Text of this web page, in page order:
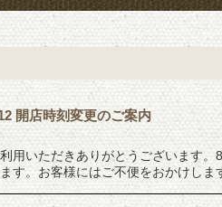
開店時刻変更のご案内
用いただきありがとうございます
す。お客様にはご不便をおかけしま